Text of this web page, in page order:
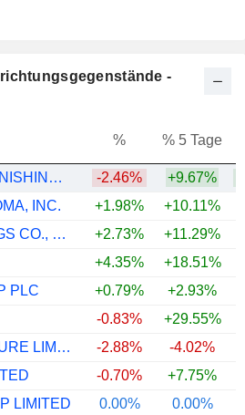
-
% % 5 Tage
ZIEL HOME FURNISHING TECHNOLOGY CO., LTD. -2.46% +9.67%
INC.
+1.98% +10.11%
NITORI HOLDINGS CO., LTD.
+2.73% +11.29%
+4.35% +18.51%
PLC
+0.79% +2.93%
-0.83% +29.55%
LEON'S FURNITURE LIMITED
-2.88% -4.02%
-0.70% +7.75%
LIMITED
0.00% 0.00%